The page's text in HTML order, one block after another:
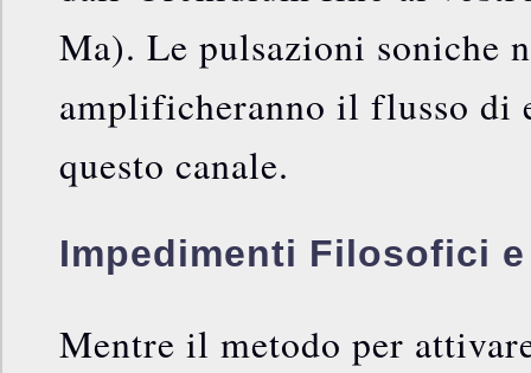
Ma). Le pulsazioni soniche
amplificheranno il flusso di
questo canale.
Impedimenti Filosofici
Mentre il metodo per